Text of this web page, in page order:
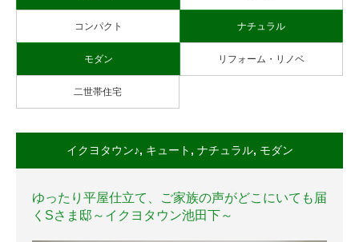
コンパクト ナチュラル
モダン リフォーム・リノベ
二世帯住宅
イクヨタウン♪, キュート , ナチュラル, モダン
ゆったり平屋仕立て、ご家族の声がどこにいても届
くSさま邸～イクヨタウン池田下～